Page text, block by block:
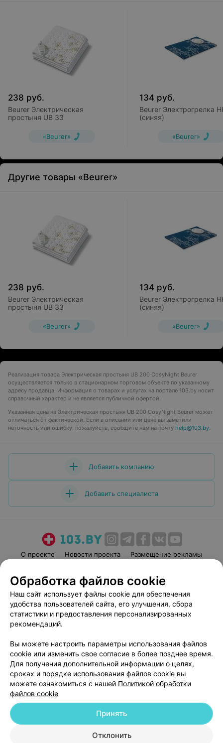
238 руб.
Beurer Электрическая
простыня UB 33
«Beurer»
134 руб.
Beurer Электрогрелка
(синяя)
«Beurer»
Другие товары «Beurer»
238 руб.
Beurer Электрическая
простыня UB 33
«Beurer»
134 руб.
Beurer Электрогрелка
(синяя)
«Beurer»
Реализация товара Электрическая простыня UB 200 CosyNight Beurer
осуществляется только в стационарном торговом объекте по указанному
адресу продавца. Информация о товарах и услугах на портале 103.by носит
справочный характер и не является публичной офертой.
Указанная цена на Электрическая простыня UB 200 CosyNight Beurer может
отличаться от фактической. Если в описании или цене вы заметили
неточность или ошибку, пожалуйста, сообщите нам на почту help@103.by.
Добавить компанию
Добавить специалиста
О проекте Новости проекта
Размещение рекламы
Пользовательское соглашение
Способы оплаты
Вакансии
Партнеры
Написать руководителю 103.by
Обработка персональных данных
© 2026 ООО «Артокс Лаб», УНП 191700409
| 220012, Республика Беларусь,
г. Минск, улица Толбухина, 2, пом. 16 | help@103.by
Обработка файлов cookie
Наш сайт использует файлы cookie для обеспечения
удобства пользователей сайта, его улучшения, сбора
статистики и предоставления персонализированных
рекомендаций.
Вы можете настроить параметры использования файлов
cookie или изменить свое согласие в более позднее время.
Для получения дополнительной информации о целях,
сроках и порядке использования файлов cookie вы
можете ознакомиться с нашей Политикой обработки
файлов cookie
Отклонить
Принять